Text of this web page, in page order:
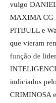
vulgo
MAXIMA CG
PITBULL e
que vieram
função de
indiciados
CRIMINOSA